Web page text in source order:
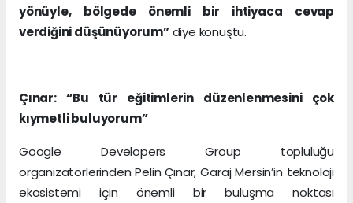
yönüyle, bölgede önemli bir ihtiyaca cevap
verdiğini düşünüyorum”diye konuştu.
Çınar: “Bu tür eğitimlerin düzenlenmesini çok
kıymetli buluyorum”
Google Developers Group topluluğu
organizatörlerinden Pelin Çınar, Garaj Mersin’in teknoloji
ekosistemi için önemli bir buluşma noktası